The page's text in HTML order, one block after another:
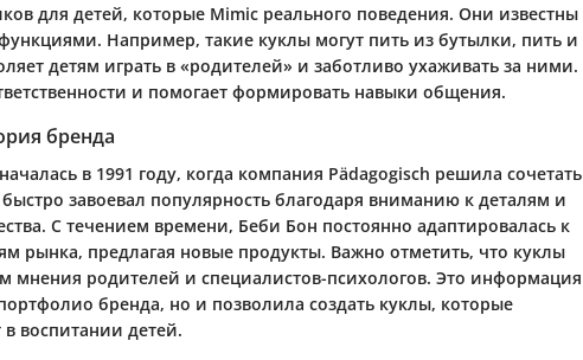
для детей, которые Mimic реального поведения. Они известны
Например, такие куклы могут пить из бутылки, пить и
детям играть в «родителей» и заботливо ухаживать за ними.
и помогает формировать навыки общения.
бренда
в 1991 году, когда компания Pädagogisch решила сочетать
завоевал популярность благодаря вниманию к деталям и
С течением времени, Беби Бон постоянно адаптировалась к
рынка, предлагая новые продукты. Важно отметить, что куклы
мнения родителей и специалистов-психологов. Это информация
бренда, но и позволила создать куклы, которые
воспитании детей.